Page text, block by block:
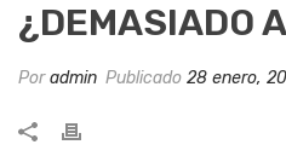
¿DEMASIADO
Poradmin Publicado 28 enero,